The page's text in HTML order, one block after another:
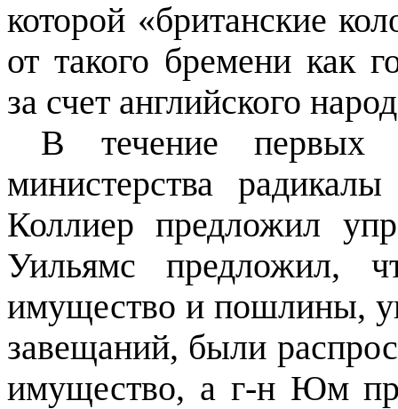
которой «британские
от такого бремени как
за счет английского
В течение первых
министерства
Коллиер предложил
Уильямс предложил,
имущество и пошлины,
завещаний, были
имущество, а г-н Юм